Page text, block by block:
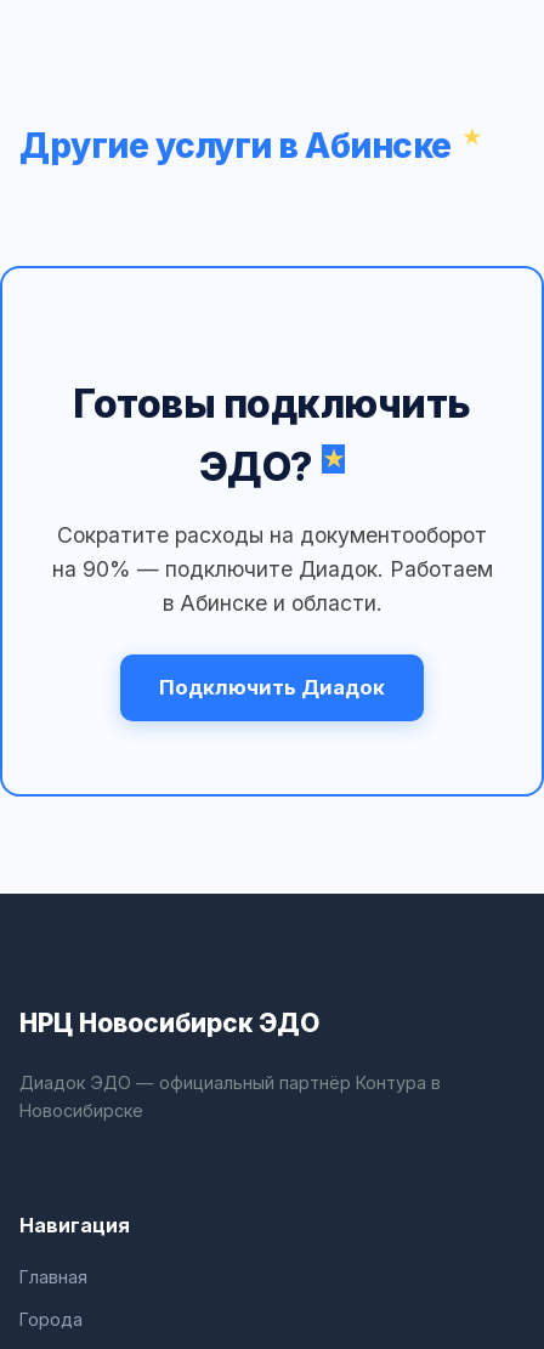
Другие услуги в Абинске
Готовы подключить
ЭДО?
Сократите расходы на документооборот
на 90% — подключите Диадок. Работаем
в Абинске и области.
Подключить Диадок
НРЦ Новосибирск ЭДО
Диадок ЭДО — официальный партнёр Контура в
Новосибирске
Навигация
Главная
Города